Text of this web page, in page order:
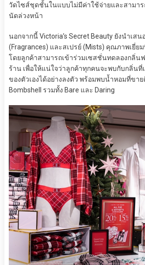
วัดไซส์ชุดชั้นในแบบไม่มีค่าใช้จ่ายและสามาร
นัดล่วงหน้า
นอกจากนี้ Victoria’s Secret Beauty ยังนำเส
(Fragrances) และสเปรย์ (Mists) คุณภาพเยี่ย
โดยลูกค้าสามารถเข้าร่วมเซสชั่นทดลองกลิ่น
ร้าน เพื่อให้แน่ใจว่าลูกค้าทุกคนจะพบกับกลิ่นที่
ของตัวเองได้อย่างลงตัว พร้อมพบน้ำหอมที่ขา
Bombshell รวมทั้ง Bare และ Daring